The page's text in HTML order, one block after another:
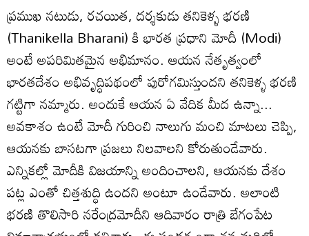
ప్రముఖ నటుడు, రచయిత, దర్శకుడు తనికెళ్ళ భరణి
(Thanikella Bharani) కి భారత ప్రధాని మోదీ (Modi)
అంటే అపరిమితమైన అభిమానం. ఆయన నేతృత్వంలో
భారతదేశం అభివృద్ధిపథంలో పురోగమిస్తుందని తనికెళ్ళ భరణి
గట్టిగా నమ్మారు. అందుకే ఆయన ఏ వేదిక మీద ఉన్నా...
అవకాశం ఉంటే మోదీ గురించి నాలుగు మంచి మాటలు చెప్పి,
ఆయనకు బాసటగా ప్రజలు నిలవాలని కోరుతుండేవారు.
ఎన్నికల్లో మోదీకి విజయాన్ని అందించాలని, ఆయనకు దేశం
పట్ల ఎంతో చిత్తశుద్ధి ఉందని అంటూ ఉండేవారు. అలాంటి
భరణి తొలిసారి నరేంద్రమోదీని ఆదివారం రాత్రి బేగంపేట